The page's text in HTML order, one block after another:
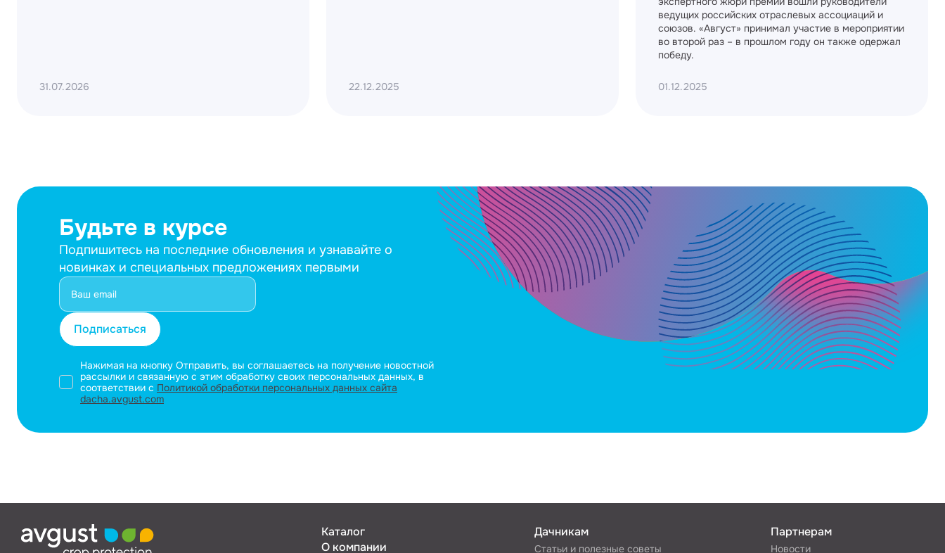
31.07.2026 22.12.2025
ведущих российских отраслевых ассоциаций и
союзов. «Август» принимал участие в мероприятии
во второй раз – в прошлом году он также одержал
победу.
01.12.2025
Будьте в курсе
Подпишитесь на последние обновления и узнавайте о
новинках и специальных предложениях первыми
Подписаться
Нажимая на кнопку Отправить, вы соглашаетесь на получение новостной
рассылки и связанную с этим обработку своих персональных данных, в
соответствии с Политикой обработки персональных данных сайта
dacha.avgust.com
Каталог
О компании
Дачникам
Статьи и полезные советы
Партнерам
Новости